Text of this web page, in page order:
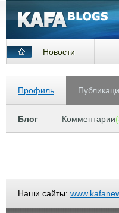
Новости
Профиль
Блог Комментарии
Наши сайты: